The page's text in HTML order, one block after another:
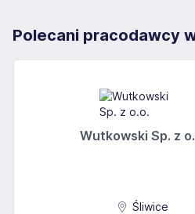
Polecani pracodawcy
Wutkowski Sp. z
Śliwice